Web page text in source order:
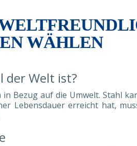
WÄHLEN
der Welt ist?
Bezug auf die Umwelt. Stahl
Lebensdauer erreicht hat,